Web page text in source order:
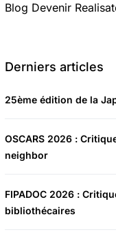
Blog Devenir
Derniers articles
25ème édition de la
OSCARS 2026 :
neighbor
FIPADOC 2026 :
bibliothécaires